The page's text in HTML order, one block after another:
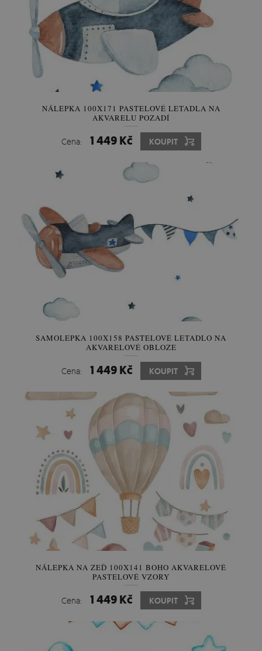
NÁLEPKA 100X171 PASTELOVÉ LETADLA NA
AKVARELU POZADÍ
Cena: 1 449 Kč KOUPIT
SAMOLEPKA 100X158 PASTELOVÉ LETADLO NA
AKVARELOVÉ OBLOZE
Cena: 1 449 Kč KOUPIT
NÁLEPKA NA ZEĎ 100X141 BOHO AKVARELOVÉ
PASTELOVÉ VZORY
Cena: 1 449 Kč KOUPIT